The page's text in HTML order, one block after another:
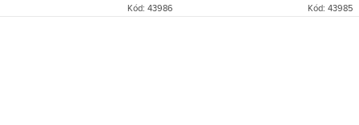
Kód: 43986 Kód: 43985